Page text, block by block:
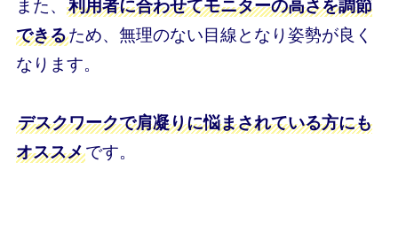
また、 利用者に合わせてモニターの高さを調節
できるため、無理のない目線となり姿勢が良く
なります。
デスクワークで肩凝りに悩まされている方にも
オススメです。